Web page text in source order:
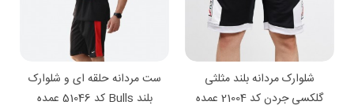
شلوارک مردانه بلند مثلثی
گلکسی جردن کد 21004 عمده
ست مردانه حلقه ای و شلوارک
بلند Bulls کد 51046 عمده